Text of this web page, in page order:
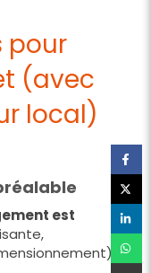
pour
(avec
local)
est